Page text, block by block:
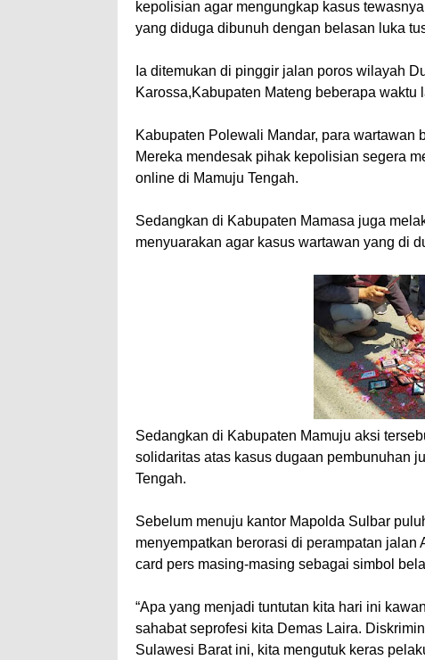
kepolisian agar mengungkap kasus
yang diduga dibunuh dengan belasan luka
Ia ditemukan di pinggir jalan poros wilayah
Karossa,Kabupaten Mateng beberapa waktu
Kabupaten Polewali Mandar, para wartawan
Mereka mendesak pihak kepolisian segera
online di Mamuju Tengah.
Sedangkan di Kabupaten Mamasa juga
menyuarakan agar kasus wartawan yang di
Sedangkan di Kabupaten Mamuju aksi
solidaritas atas kasus dugaan pembunuhan
Tengah.
Sebelum menuju kantor Mapolda Sulbar
menyempatkan berorasi di perampatan
card pers masing-masing sebagai simbol
“Apa yang menjadi tuntutan kita hari ini
sahabat seprofesi kita Demas Laira.
Sulawesi Barat ini, kita mengutuk keras